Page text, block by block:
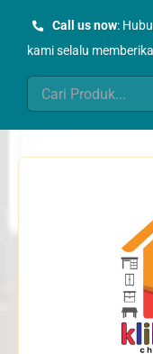
Call us now:
kami selalu
Search
for: